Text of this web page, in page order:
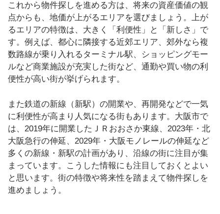
これから物件探しを進める方は、将来の資産価値の観
点からも、地価が上がるエリアを選びましょう。上が
るエリアの特徴は、大きく「利便性」と「新しさ」で
す。例えば、都心に隣接する近郊エリア、郊外なら複
数路線が乗り入れるターミナル駅、ショッピングモー
ルなど商業施設が充実した街など、通勤や買い物の利
便性が高い街が挙げられます。
また鉄道の新線（新駅）の開業や、再開発などで一気
に利便性が高まり人気になる街もあります。大阪市で
は、2019年に開業したＪＲおおさか東線、2023年・北
大阪急行の伸延、2029年・大阪モノレールの伸延など
多くの新線・新駅の計画があり、沿線の街に注目が集
まっています。こうした情報にも注目しておくとよい
と思います。街の特徴や将来性を踏まえて物件探しを
進めましょう。